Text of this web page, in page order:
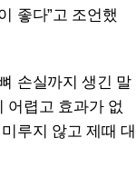
좋다”고 조언했
손실까지 생긴 말
어렵고 효과가 없
루지 않고 제때 대